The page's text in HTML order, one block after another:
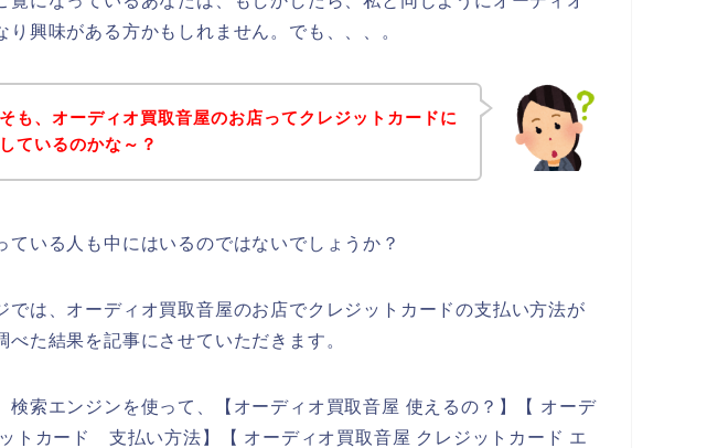
り興味がある方かもしれません。でも、、、。
も、オーディオ買取音屋のお店ってクレジットカードに
ているのかな～？
ている人も中にはいるのではないでしょうか？
では、オーディオ買取音屋のお店でクレジットカードの支払い方法が
べた結果を記事にさせていただきます。
検索エンジンを使って、【オーディオ買取音屋 使えるの？】【 オーデ
トカード 支払い方法】【 オーディオ買取音屋 クレジットカード エ